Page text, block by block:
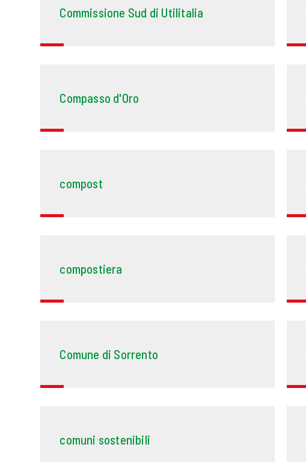
Commissione Sud di Utilitalia
Compasso d'Oro
compost
compostiera
Comune di Sorrento
comuni sostenibili